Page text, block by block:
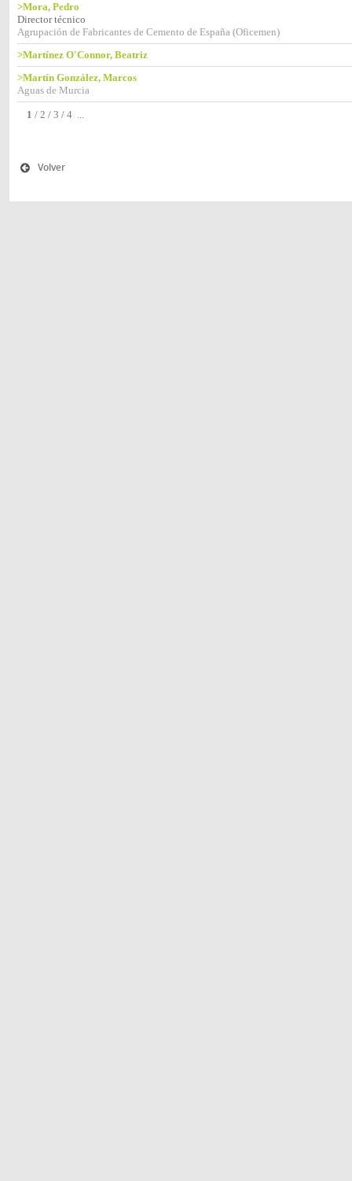
>Mora, Pedro
Director técnico
Agrupación de Fabricantes de Cemento de España (Oficemen)
>Martínez O'Connor, Beatriz
>Martín González, Marcos
Aguas de Murcia
1 / 2 / 3 / 4 ...
Volver